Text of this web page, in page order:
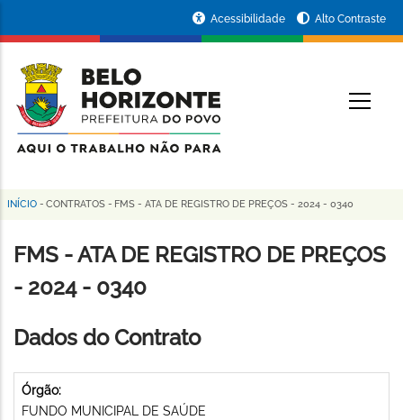
conteúdo
principal
da
Prefeitura
de
Horizonte
Acessibilidade Alto Contraste
Trilha
de
navegação
INÍCIO - CONTRATOS - FMS - ATA DE REGISTRO DE PREÇOS - 2024 - 0340
FMS - ATA DE REGISTRO DE PREÇOS
- 2024 - 0340
Dados do Contrato
Órgão:
FUNDO MUNICIPAL DE SAÚDE